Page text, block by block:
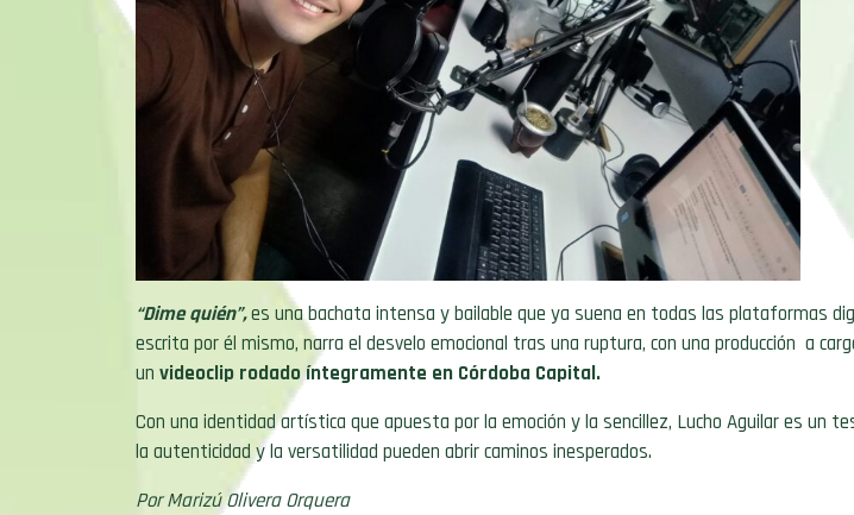
“Dime quién”,es una bachata intensa y bailable que ya suena en todas las plataformas
escrita por él mismo, narra el desvelo emocional tras una ruptura, con una producción a
un videoclip rodado íntegramente en Córdoba Capital.
Con una identidad artística que apuesta por la emoción y la sencillez, Lucho Aguilar es un
la autenticidad y la versatilidad pueden abrir caminos inesperados.
Por Marizú Olivera Orquera